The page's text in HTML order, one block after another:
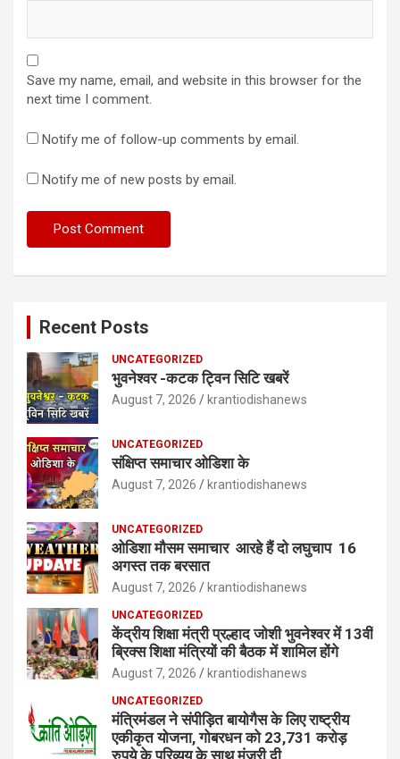
Save my name, email, and website in this browser for the
next time I comment.
Notify me of follow-up comments by email.
Notify me of new posts by email.
Recent Posts
UNCATEGORIZED
भुवनेश्वर -कटक ट्विन सिटि खबरें
August 7, 2026 krantiodishanews
UNCATEGORIZED
संक्षिप्त समाचार ओडिशा के
August 7, 2026 krantiodishanews
UNCATEGORIZED
ओडिशा मौसम समाचार आरहे हैं दो लघुचाप 16
अगस्त तक बरसात
August 7, 2026 krantiodishanews
UNCATEGORIZED
केंद्रीय शिक्षा मंत्री प्रल्हाद जोशी भुवनेश्वर में 13वीं
ब्रिक्स शिक्षा मंत्रियों की बैठक में शामिल होंगे
August 7, 2026 krantiodishanews
UNCATEGORIZED
मंत्रिमंडल ने संपीड़ित बायोगैस के लिए राष्ट्रीय
एकीकृत योजना, गोबरधन को 23,731 करोड़